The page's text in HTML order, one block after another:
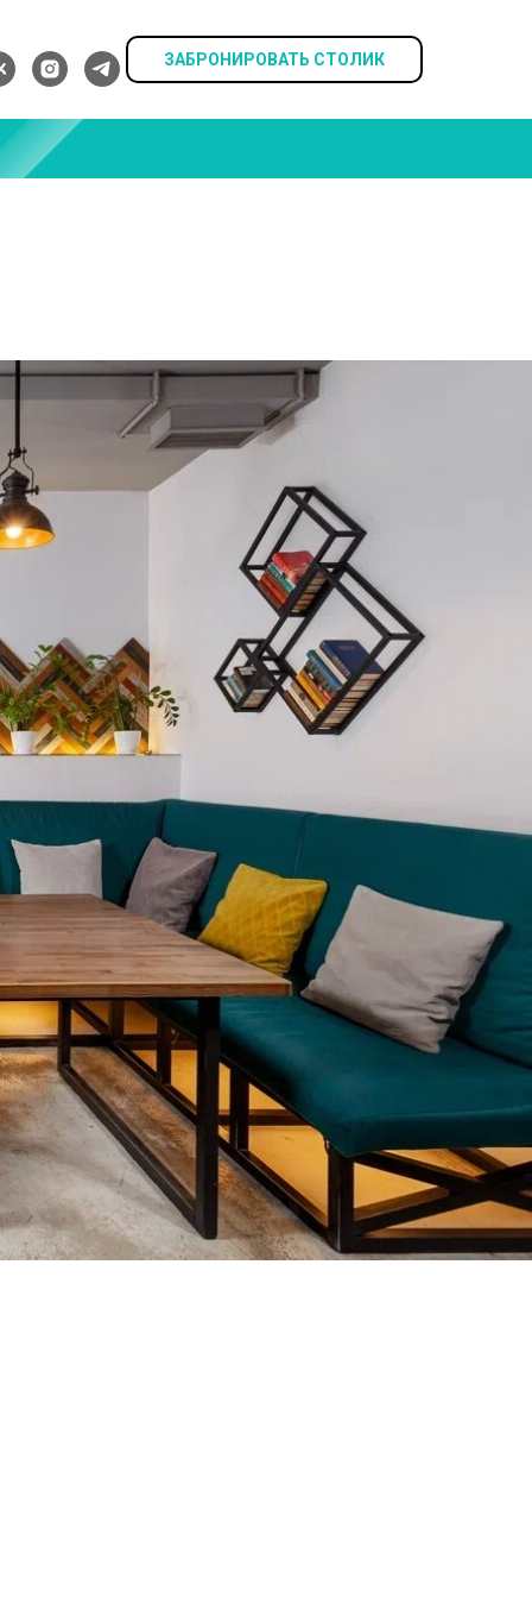
ЗАБРОНИРОВАТЬ СТОЛИК